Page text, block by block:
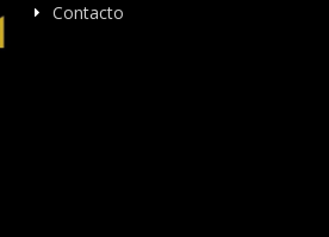
Contacto